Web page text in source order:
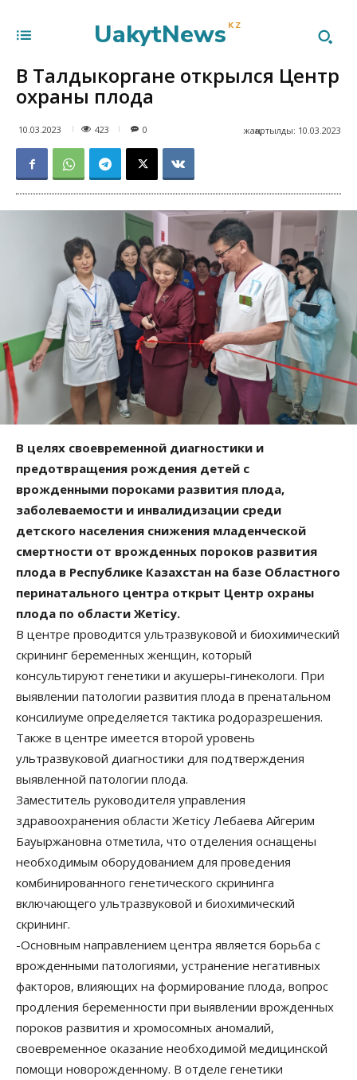
UakytNews KZ
В Талдыкоргане открылся Центр
охраны плода
10.03.2023 423 жаңартылды: 10.03.2023
0
В целях своевременной диагностики и
предотвращения рождения детей с
врожденными пороками развития плода,
заболеваемости и инвалидизации среди
детского населения снижения младенческой
смертности от врожденных пороков развития
плода в Республике Казахстан на базе Областного
перинатального центра открыт Центр охраны
плода по области Жетісу.
В центре проводится ультразвуковой и биохимический
скрининг беременных женщин, который
консультируют генетики и акушеры-гинекологи. При
выявлении патологии развития плода в пренатальном
консилиуме определяется тактика родоразрешения.
Также в центре имеется второй уровень
ультразвуковой диагностики для подтверждения
выявленной патологии плода.
Заместитель руководителя управления
здравоохранения области Жетісу Лебаева Айгерим
Бауыржановна отметила, что отделения оснащены
необходимым оборудованием для проведения
комбинированного генетического скрининга
включающего ультразвуковой и биохимический
скрининг.
-Основным направлением центра является борьба с
врожденными патологиями, устранение негативных
факторов, влияющих на формирование плода, вопрос
продления беременности при выявлении врожденных
пороков развития и хромосомных аномалий,
своевременное оказание необходимой медицинской
помощи новорожденному. В отделе генетики